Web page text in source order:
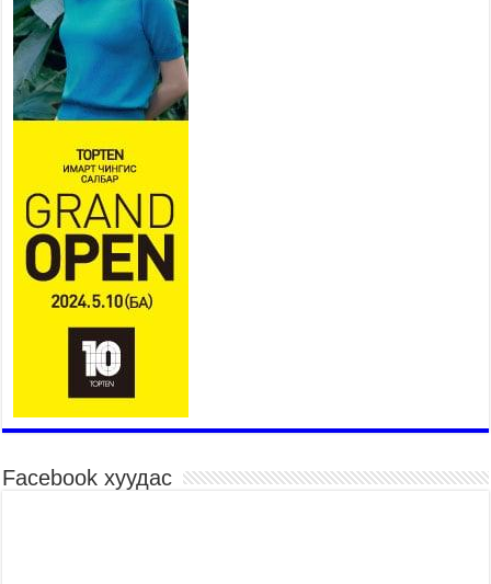
дэлхийд сурталчлах “Дэлхийн
адууны өдөр”-т 15000 морьтон
оролцож байна
2026 оны 7 сар 15 / 11 цаг 51 минут
Шагайн харвааны насанд хүрэгчдийн багийн
шилдгүүд шалгарав
2026 оны 7 сар 15 / 11 цаг 45 минут
Үндэсний их баяр наадмын сур харвааны
шагналыг нийслэлийн Засаг дарга бөгөөд
Улаанбаатар хотын Захирагч Б.Пүрэвдагва
гардууллаа
2026 оны 7 сар 15 / 11 цаг 41 минут
Нийслэлийн Эрүүл мэндийн газраас 45 баг
иргэдэд тусламж, үйлчилгээ үзүүлж байна
2026 оны 7 сар 15 / 11 цаг 30 минут
үргэлжилж байна
Төв цэнгэлдэх орчмын цэвэрлэгээ, үйлчилгээнд
Facebook хуудас